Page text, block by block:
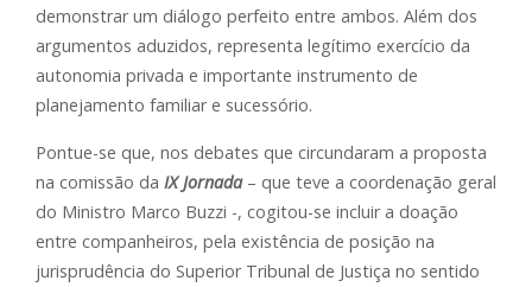
demonstrar um diálogo perfeito entre ambos. Além dos
argumentos aduzidos, representa legítimo exercício da
autonomia privada e importante instrumento de
planejamento familiar e sucessório.
Pontue-se que, nos debates que circundaram a proposta
na comissão da IX Jornada– que teve a coordenação geral
do Ministro Marco Buzzi -, cogitou-se incluir a doação
entre companheiros, pela existência de posição na
jurisprudência do Superior Tribunal de Justiça no sentido